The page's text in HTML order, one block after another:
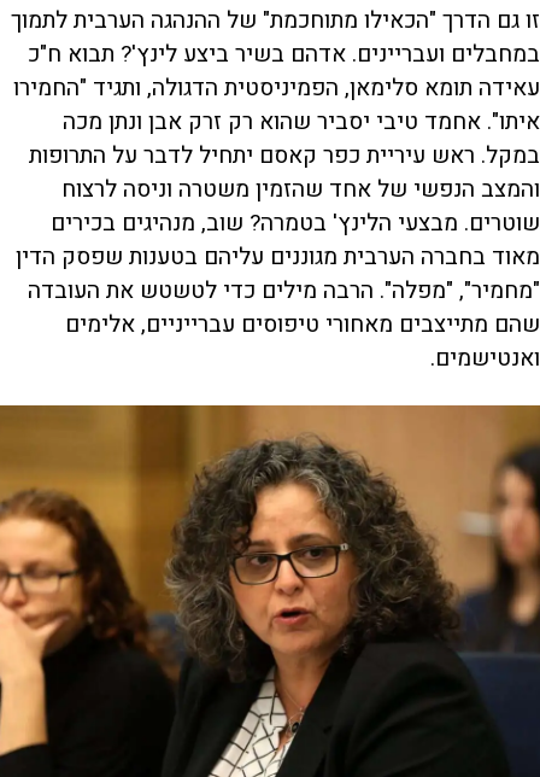
זו גם הדרך "הכאילו מתוחכמת" של ההנהגה הערבית לתמוך
במחבלים ועבריינים. אדהם בשיר ביצע לינץ'? תבוא ח"כ
עאידה תומא סלימאן, הפמיניסטית הדגולה, ותגיד "החמירו
איתו". אחמד טיבי יסביר שהוא רק זרק אבן ונתן מכה
במקל. ראש עיריית כפר קאסם יתחיל לדבר על התרופות
והמצב הנפשי של אחד שהזמין משטרה וניסה לרצוח
שוטרים. מבצעי הלינץ' בטמרה? שוב, מנהיגים בכירים
מאוד בחברה הערבית מגוננים עליהם בטענות שפסק הדין
"מחמיר", "מפלה". הרבה מילים כדי לטשטש את העובדה
שהם מתייצבים מאחורי טיפוסים עברייניים, אלימים
ואנטישמים.